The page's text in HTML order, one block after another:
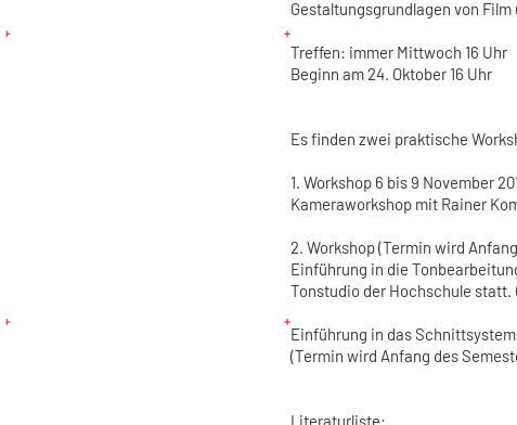
Gestaltungsgrundlagen von
Treffen: immer Mittwoch 16 Uhr
Beginn am 24. Oktober 16 Uhr
Es finden zwei praktische
1. Workshop 6 bis 9 November
Kameraworkshop mit Rainer
2. Workshop (Termin wird
Einführung in die
Tonstudio der Hochschule
Einführung in das
(Termin wird Anfang des
Literaturliste: